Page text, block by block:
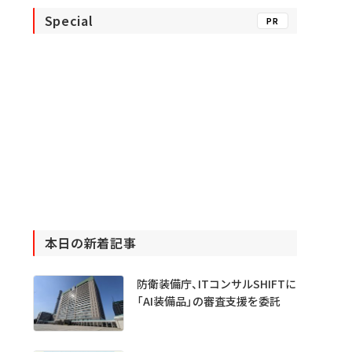
Special PR
本日の新着記事
防衛装備庁、ITコンサルSHIFTに
「AI装備品」の審査支援を委託